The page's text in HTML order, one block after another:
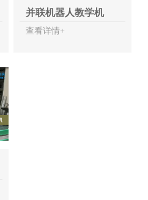
并联机器人教学机
查看详情+